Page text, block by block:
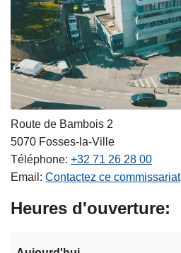
Route de Bambois 2
5070 Fosses-la-Ville
Téléphone +32 71 26 28 00
Email
Contactez ce commissariat
Heures d'ouverture